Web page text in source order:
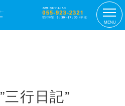
MENU
三行日記”